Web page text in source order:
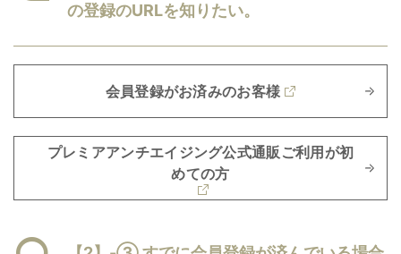
の登録のURLを知りたい。
会員登録がお済みのお客様
プレミアアンチエイジング公式通販ご利用が初
めての方